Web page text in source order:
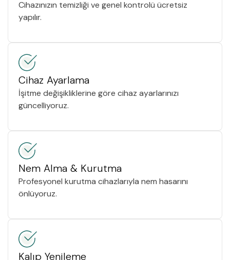
Cihazınızın temizliği ve genel kontrolü ücretsiz
yapılır.
Cihaz Ayarlama
İşitme değişikliklerine göre cihaz ayarlarınızı
güncelliyoruz.
Nem Alma & Kurutma
Profesyonel kurutma cihazlarıyla nem hasarını
önlüyoruz.
Kalıp Yenileme